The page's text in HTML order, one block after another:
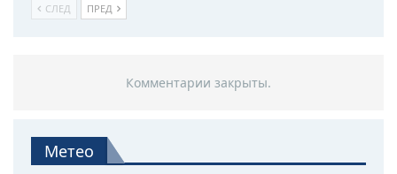
СЛЕД ПРЕД
Комментарии закрыты.
Метео